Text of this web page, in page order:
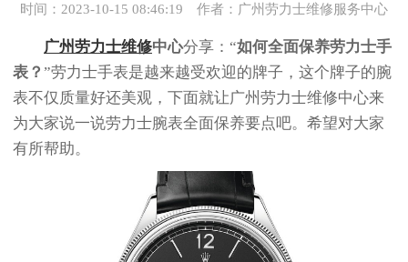
时间：2023-10-15 08:46:19 作者：广州劳力士维修服务中心
广州劳力士维修中心分享：“如何全面保养劳力士手
表？ ”劳力士手表是越来越受欢迎的牌子，这个牌子的腕
表不仅质量好还美观，下面就让广州劳力士维修中心来
为大家说一说劳力士腕表全面保养要点吧。希望对大家
有所帮助。